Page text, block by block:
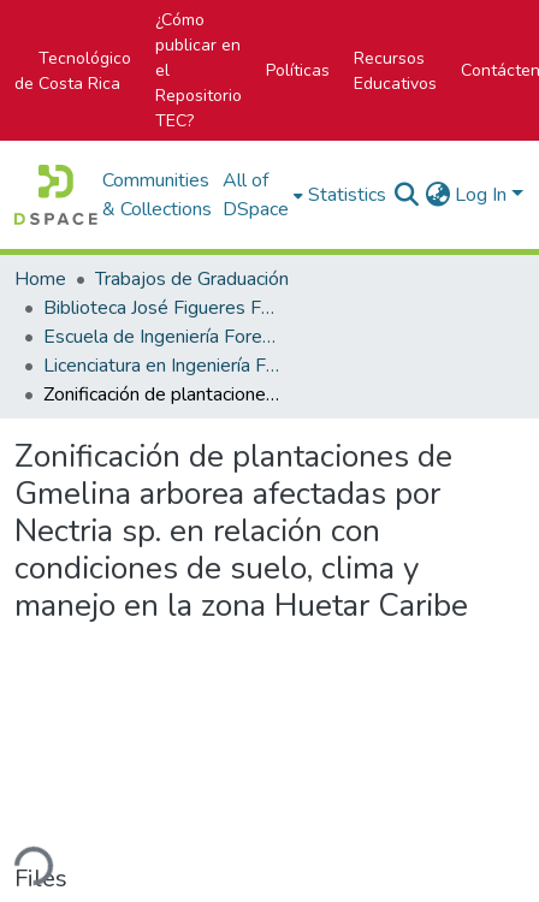
Tecnológico
de Costa Rica
¿Cómo
publicar en
el
Repositorio
TEC?
Políticas
Recursos
Educativos
Communities
& Collections
All of
DSpace
Statistics Log In
Home
Trabajos de Graduación
Biblioteca José Figueres Ferrer
Escuela de Ingeniería Forestal
Licenciatura en Ingeniería Forestal
Zonificación de plantaciones de Gmelina arborea afectadas por Nectria sp. en relación con condiciones de suelo, clima y manejo en la zona Huetar Caribe
Zonificación de plantaciones de
Gmelina arborea afectadas por
Nectria sp. en relación con
condiciones de suelo, clima y
manejo en la zona Huetar Caribe
Files